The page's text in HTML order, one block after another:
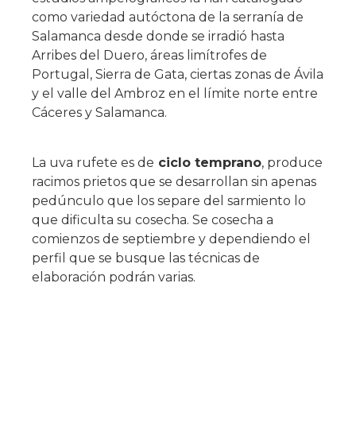
como variedad autóctona de la serranía de
Salamanca desde donde se irradió hasta
Arribes del Duero, áreas limítrofes de
Portugal, Sierra de Gata, ciertas zonas de Ávila
y el valle del Ambroz en el límite norte entre
Cáceres y Salamanca.
La uva rufete es de ciclo temprano, produce
racimos prietos que se desarrollan sin apenas
pedúnculo que los separe del sarmiento lo
que dificulta su cosecha. Se cosecha a
comienzos de septiembre y dependiendo el
perfil que se busque las técnicas de
elaboración podrán varias.